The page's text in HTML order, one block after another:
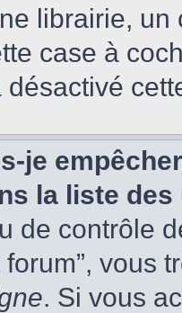
librairie,
case à
je
la liste
de contrôle
forum”, vous
. Si vous